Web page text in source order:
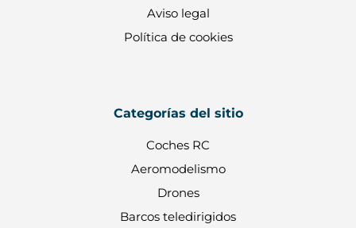
Aviso legal
Política de cookies
Categorías del sitio
Coches RC
Aeromodelismo
Drones
Barcos teledirigidos